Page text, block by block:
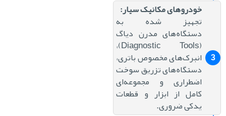
خودروهای مکانیک سیار:
تجهیز شده به
دستگاه‌های مدرن دیاگ
(Diagnostic Tools)،
انبرک‌های مخصوص باتری،
دستگاه‌های تزریق سوخت
اضطراری و مجموعه‌ای
کامل از ابزار و قطعات
یدکی ضروری.